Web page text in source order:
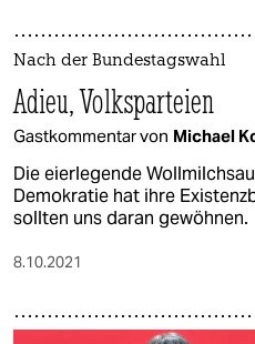
Nach der Bundestagswahl
Adieu, Volksparteien
Gastkommentar von Michael
Die eierlegende
Demokratie hat ihre
sollten uns daran gewöhnen.
8.10.2021